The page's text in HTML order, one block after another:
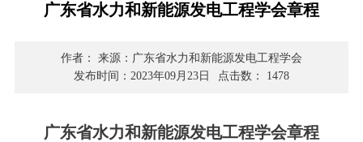
广东省水力和新能源发电工程学会章程
作者： 来源：广东省水力和新能源发电工程学会
发布时间：2023年09月23日
点击数： 1478
广东省水力和新能源发电工程学会章程